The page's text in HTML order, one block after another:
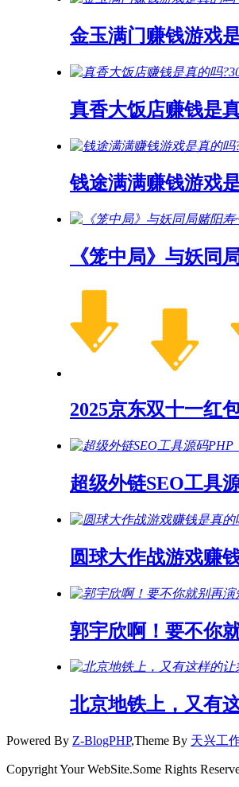
金玉满门赚钱游戏
真香大饭店赚钱是
钱途满满赚钱游戏
《笼中局》与妖同
2025京东双十一红
超级外链SEO工具
圆球大作战游戏赚
郭宇欣啊！要不你
北京地铁上，又有
Powered By Z-BlogPHP,Theme By 天兴工
Copyright Your WebSite.Some Rights